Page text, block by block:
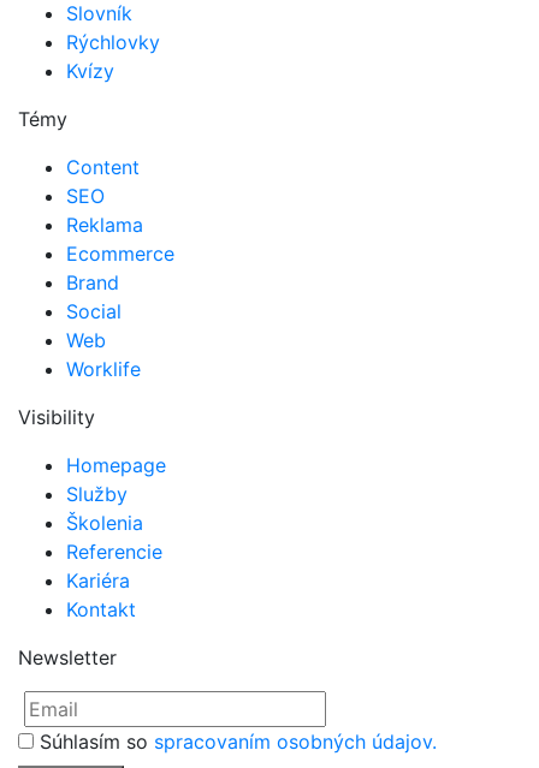
Slovník
Rýchlovky
Kvízy
Témy
Content
SEO
Reklama
Ecommerce
Brand
Social
Web
Worklife
Visibility
Homepage
Služby
Školenia
Referencie
Kariéra
Kontakt
Newsletter
Súhlasím so spracovaním osobných údajov.